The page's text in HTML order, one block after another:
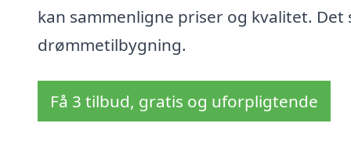
kan sammenligne priser og kvalitet.
drømmetilbygning.
Få 3 tilbud, gratis og uforpligtende